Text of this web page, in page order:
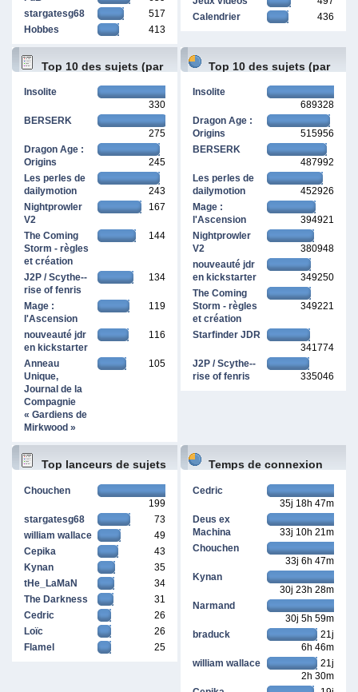
stargatesg68
517
Hobbes
413
Calendrier
436
Top 10 des sujets (par
Insolite
330
BERSERK
275
Dragon Age :
Origins
245
Les perles de
dailymotion
243
Nightprowler
V2
167
The Coming
Storm - règles
et création
144
J2P / Scythe--
rise of fenris
134
Mage :
l'Ascension
119
nouveauté jdr
en kickstarter
116
Anneau
Unique,
Journal de la
Compagnie
« Gardiens de
Mirkwood »
105
Top 10 des sujets (par
Insolite
689328
Dragon Age :
Origins
515956
BERSERK
487992
Les perles de
dailymotion
452926
Mage :
l'Ascension
394921
Nightprowler
V2
380948
nouveauté jdr
en kickstarter
349250
The Coming
Storm - règles
et création
349221
Starfinder JDR
341774
J2P / Scythe--
rise of fenris
335046
Top lanceurs de sujets
Chouchen
199
stargatesg68
73
william wallace
49
Cepika
43
Kynan
35
tHe_LaMaN
34
The Darkness
31
Cedric
26
Loïc
26
Flamel
25
Temps de connexion
Cedric
35j 18h 47m
Deus ex
Machina
33j 10h 21m
Chouchen
33j 6h 47m
Kynan
30j 23h 28m
Narmand
30j 5h 59m
braduck
21j
6h 46m
william wallace
21j
2h 30m